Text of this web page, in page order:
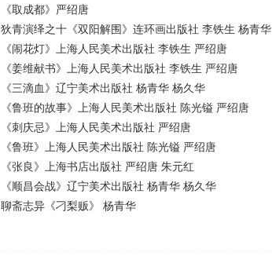
《取成都》严绍唐
狄青演绎之十《双阳解围》连环画出版社 李铁生 杨青华
《闹花灯》上海人民美术出版社 李铁生 严绍唐
《姜维献书》上海人民美术出版社 李铁生 严绍唐
《三滴血》辽宁美术出版社 杨青华 杨久华
《鲁班的故事》上海人民美术出版社 陈光镒 严绍唐
《刺庆忌》上海人民美术出版社 严绍唐
《鲁班》上海人民美术出版社 陈光镒 严绍唐
《张良》上海书店出版社 严绍唐 朱元红
《顺昌会战》辽宁美术出版社 杨青华 杨久华
聊斋志异《刁梨贩》 杨青华